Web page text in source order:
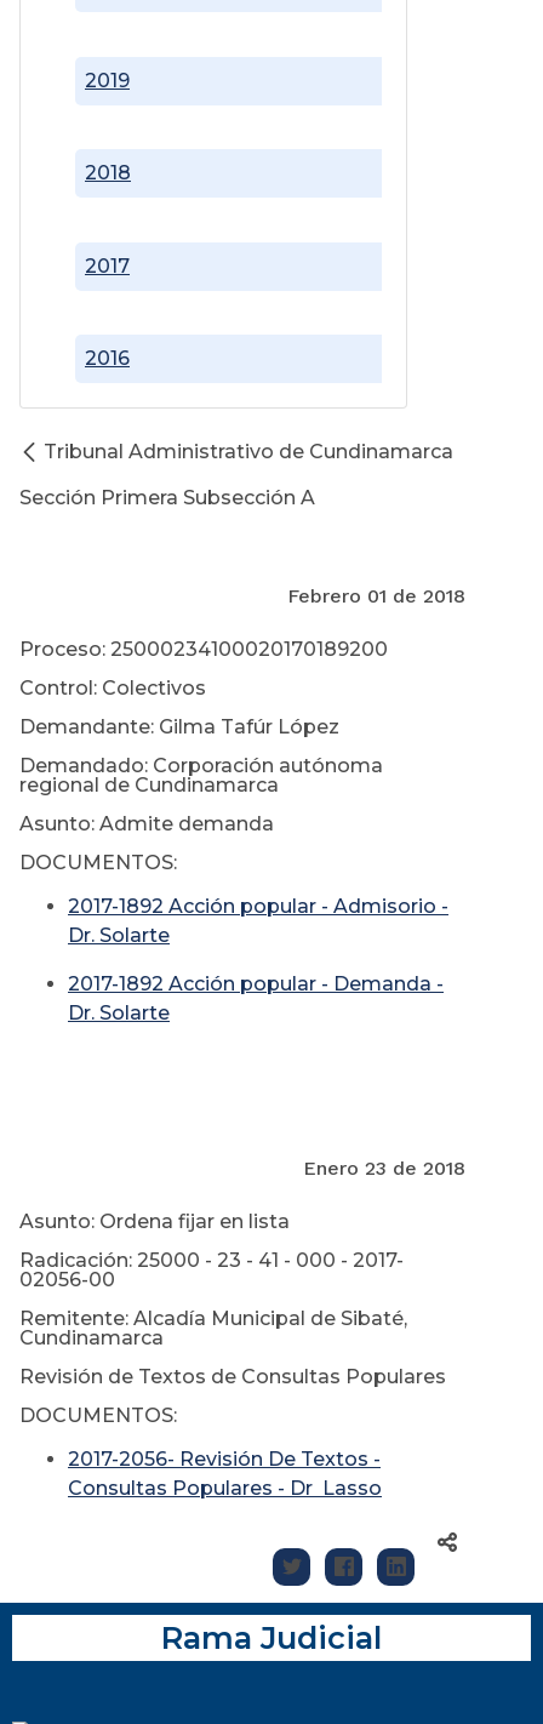
2016
2017
2018
2019
Tribunal Administrativo de Cundinamarca
Sección Primera Subsección A
Febrero 01 de 2018
Proceso: 25000234100020170189200
Control: Colectivos
Demandante: Gilma Tafúr López
Demandado: Corporación autónoma
regional de Cundinamarca
Asunto: Admite demanda
DOCUMENTOS:
2017-1892 Acción popular - Admisorio -
Dr. Solarte
2017-1892 Acción popular - Demanda -
Dr. Solarte
Enero 23 de 2018
Asunto: Ordena fijar en lista
Radicación: 25000 - 23 - 41 - 000 - 2017-
02056-00
Remitente: Alcadía Municipal de Sibaté,
Cundinamarca
Revisión de Textos de Consultas Populares
DOCUMENTOS:
2017-2056- Revisión De Textos -
Consultas Populares - Dr Lasso
Rama Judicial